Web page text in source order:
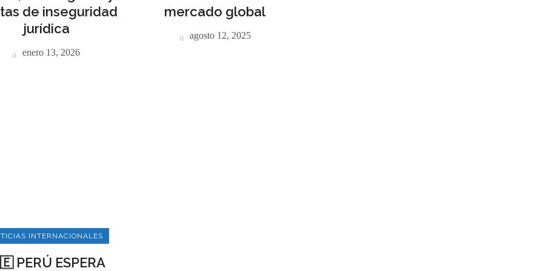
de inseguridad
jurídica
enero 13, 2026
mercado global
agosto 12, 2025
INTERNACIONALES
PERÚ ESPERA
PRINCIPAL